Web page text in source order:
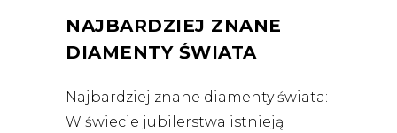
NAJBARDZIEJ ZNANE
DIAMENTY ŚWIATA
Najbardziej znane diamenty świata:
W świecie jubilerstwa istnieją